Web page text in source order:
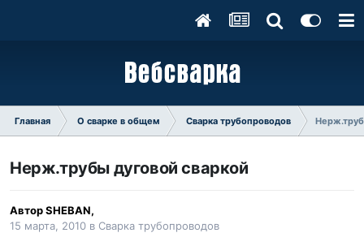
Главная О сварке в общем Сварка трубопроводов
Нерж.трубы дуговой сваркой
АвторSHEBAN,
15 марта, 2010 в Сварка трубопроводов